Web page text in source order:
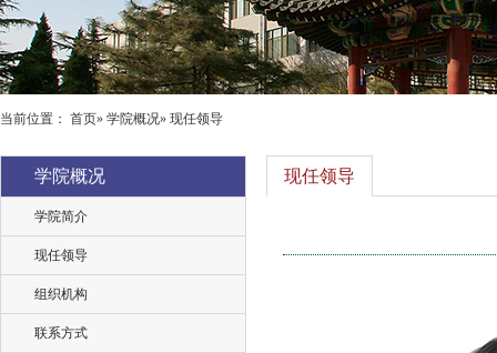
当前位置： 首页» 学院概况» 现任领导
学院概况
学院简介
现任领导
组织机构
联系方式
现任领导